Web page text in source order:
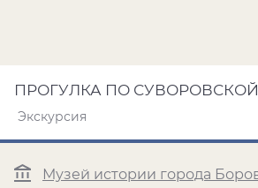
ПРОГУЛКА ПО
Экскурсия
Музей истории города